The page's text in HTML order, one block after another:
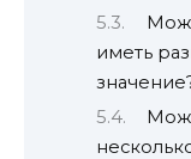
иметь